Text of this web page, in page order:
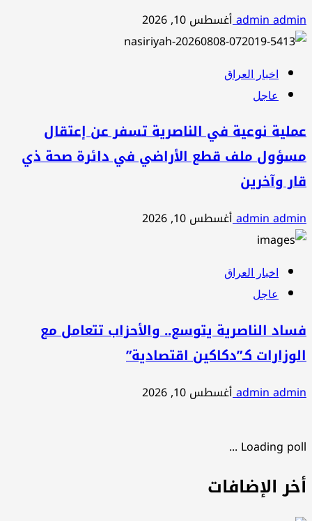
admin adminأغسطس 10, 2026
اخبار العراق
عاجل
عملية نوعية في الناصرية تسفر عن إعتقال
مسؤول ملف قطع الأراضي في دائرة صحة ذي
قار وآخرين
admin adminأغسطس 10, 2026
اخبار العراق
عاجل
فساد الناصرية يتوسع.. والأحزاب تتعامل مع
الوزارات كـ”دكاكين اقتصادية”
admin adminأغسطس 10, 2026
Loading poll ...
أخر الإضافات